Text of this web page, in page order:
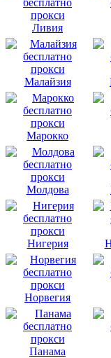
Ливия
Малайзия
Марокко
Молдова
Нигерия
Норвегия
Панама